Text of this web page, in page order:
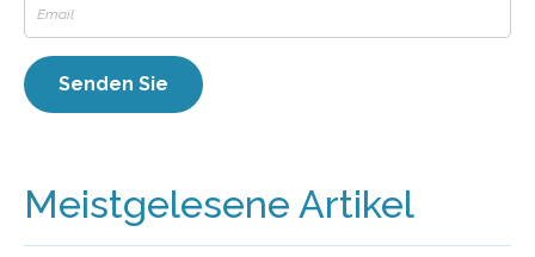
Meistgelesene Artikel